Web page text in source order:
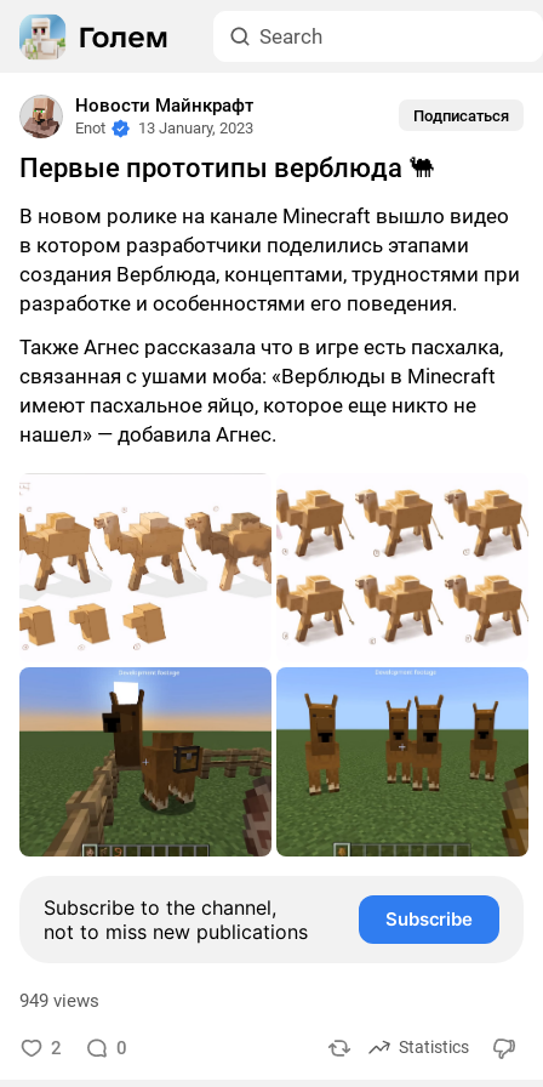
Новости Майнкрафт
Enot 13 January, 2023
Подписаться
Первые прототипы верблюда 🐫
В новом ролике на канале Minecraft вышло видео
в котором разработчики поделились этапами
создания Верблюда, концептами, трудностями при
разработке и особенностями его поведения.
Также Агнес рассказала что в игре есть пасхалка,
связанная с ушами моба: «Верблюды в Minecraft
имеют пасхальное яйцо, которое еще никто не
нашел» — добавила Агнес.
Subscribe to the channel,
not to miss new publications
Subscribe
949 views
2 0 Statistics